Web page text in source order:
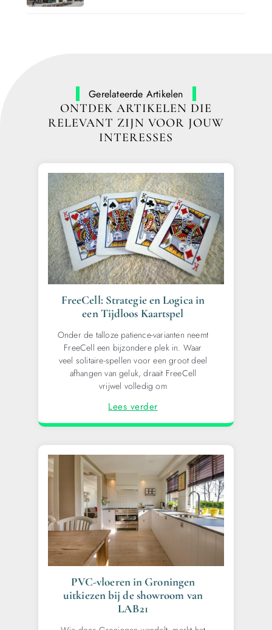
Gerelateerde Artikelen
ONTDEK ARTIKELEN DIE
RELEVANT ZIJN VOOR JOUW
INTERESSES
FreeCell: Strategie en Logica in
een Tijdloos Kaartspel
Onder de talloze patience-varianten neemt
FreeCell een bijzondere plek in. Waar
veel solitaire-spellen voor een groot deel
afhangen van geluk, draait FreeCell
vrijwel volledig om
Lees verder
PVC-vloeren in Groningen
uitkiezen bij de showroom van
LAB21